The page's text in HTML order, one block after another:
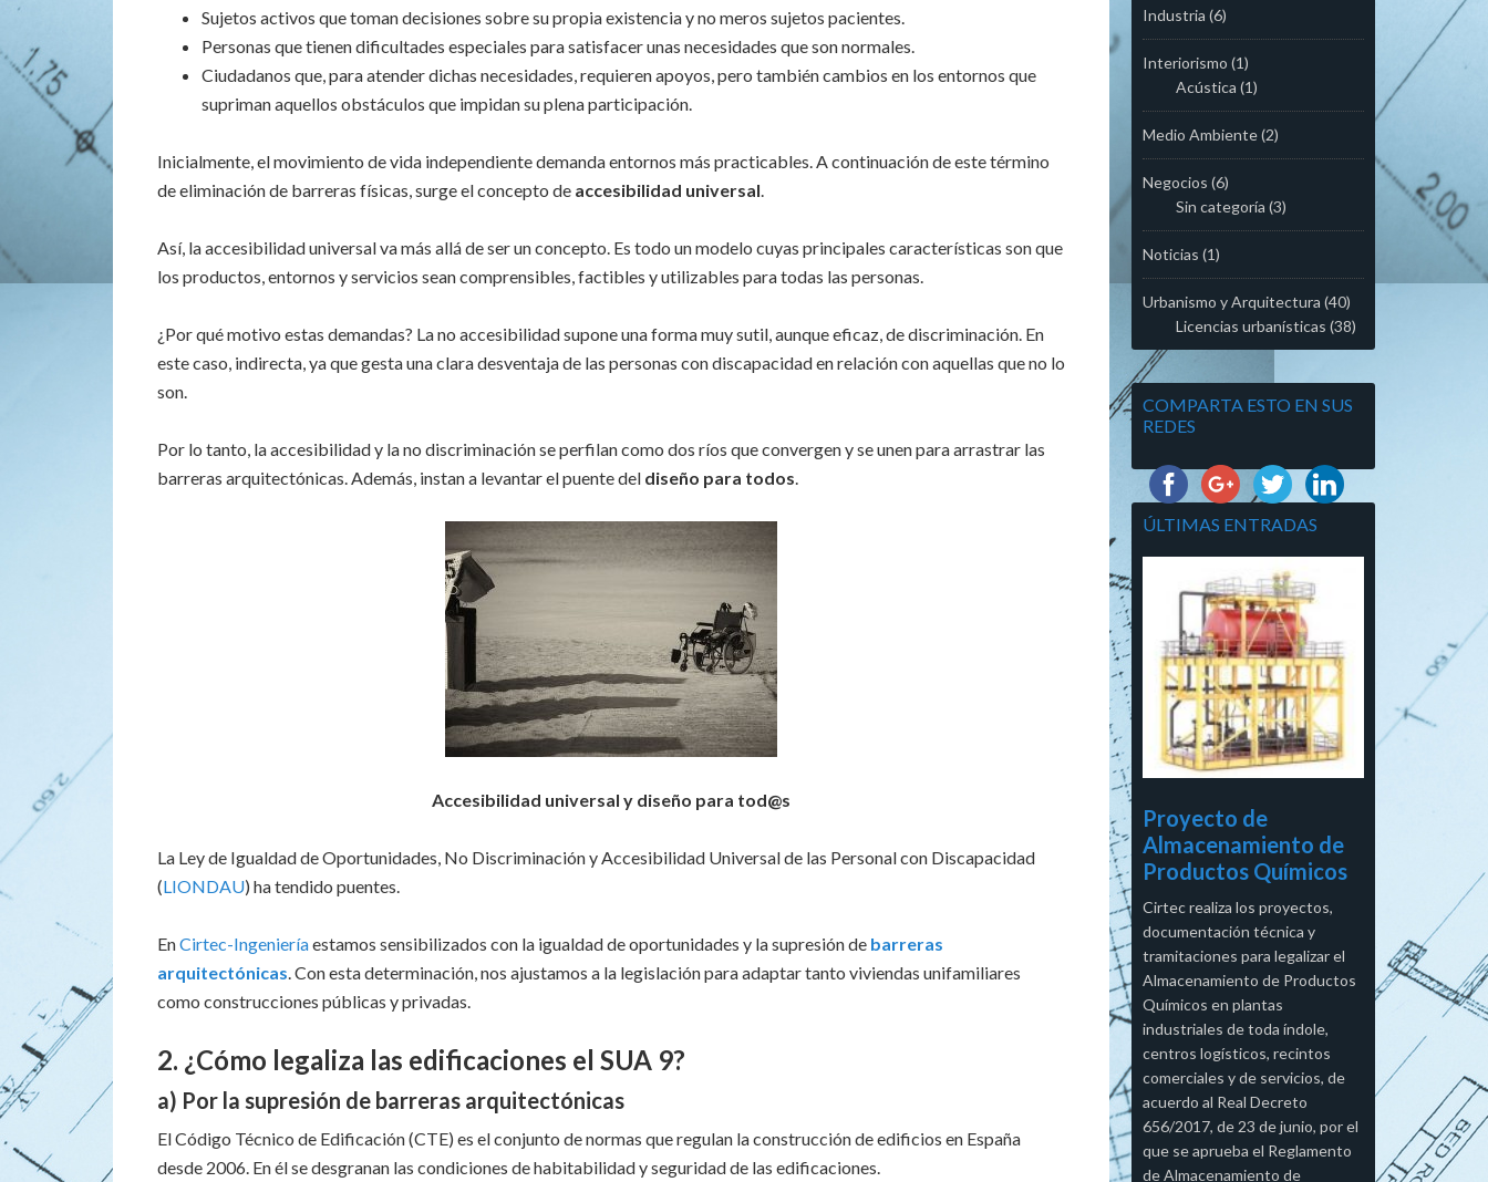
Sujetos activos que toman decisiones sobre su propia existencia y no meros sujetos pacientes.
Personas que tienen dificultades especiales para satisfacer unas necesidades que son normales.
Ciudadanos que, para atender dichas necesidades, requieren apoyos, pero también cambios en los entornos que
supriman aquellos obstáculos que impidan su plena participación.
Inicialmente, el movimiento de vida independiente demanda entornos más practicables. A continuación de este término
de eliminación de barreras físicas, surge el concepto de accesibilidad universal.
Así, la accesibilidad universal va más allá de ser un concepto. Es todo un modelo cuyas principales características son que
los productos, entornos y servicios sean comprensibles, factibles y utilizables para todas las personas.
¿Por qué motivo estas demandas? La no accesibilidad supone una forma muy sutil, aunque eficaz, de discriminación. En
este caso, indirecta, ya que gesta una clara desventaja de las personas con discapacidad en relación con aquellas que no lo
son.
Por lo tanto, la accesibilidad y la no discriminación se perfilan como dos ríos que convergen y se unen para arrastrar las
barreras arquitectónicas. Además, instan a levantar el puente del diseño para todos.
Accesibilidad universal y diseño para tod@s
La Ley de Igualdad de Oportunidades, No Discriminación y Accesibilidad Universal de las Personal con Discapacidad
(LIONDAU) ha tendido puentes.
EnCirtec-Ingenieríaestamos sensibilizados con la igualdad de oportunidades y la supresión de barreras
arquitectónicas. Con esta determinación, nos ajustamos a la legislación para adaptar tanto viviendas unifamiliares
como construcciones públicas y privadas.
2. ¿Cómo legaliza las edificaciones el SUA 9?
a) Por la supresión de barreras arquitectónicas
El Código Técnico de Edificación (CTE) es el conjunto de normas que regulan la construcción de edificios en España
desde 2006. En él se desgranan las condiciones de habitabilidad y seguridad de las edificaciones.
Industria (6)
Interiorismo (1)
Acústica (1)
Medio Ambiente(2)
Negocios (6)
Sin categoría (3)
Noticias (1)
Urbanismo y Arquitectura (40)
Licencias urbanísticas (38)
COMPARTA ESTO EN SUS
REDES
ÚLTIMAS ENTRADAS
Proyecto de
Almacenamiento de
Productos Químicos
Cirtec realiza los proyectos,
documentación técnica y
tramitaciones para legalizar el
Almacenamiento de Productos
Químicos en plantas
industriales de toda índole,
centros logísticos, recintos
comerciales y de servicios, de
acuerdo al Real Decreto
656/2017, de 23 de junio, por el
que se aprueba el Reglamento
de Almacenamiento de